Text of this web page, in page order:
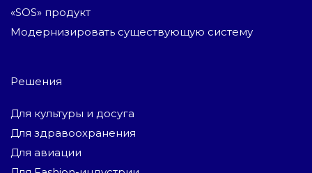
«SOS» продукт
Модернизировать существующую систему
Решения
Для культуры и досуга
Для здравоохранения
Для авиации